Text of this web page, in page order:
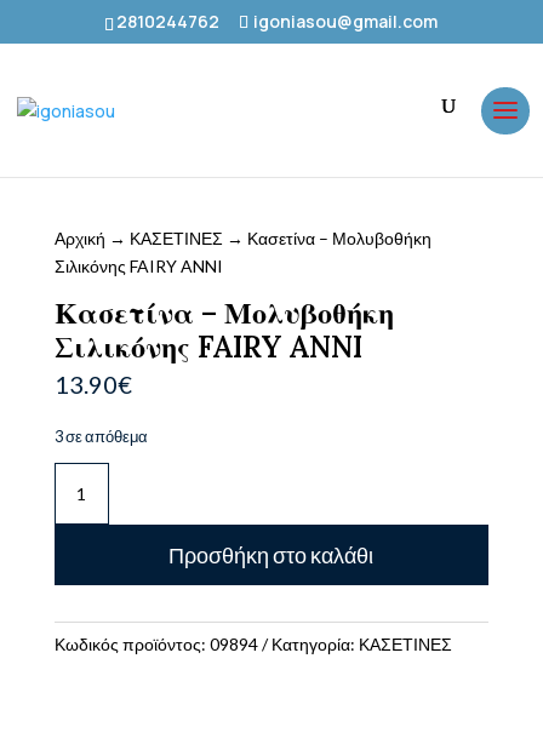
2810244762 igoniasou@gmail.com
Αρχική → ΚΑΣΕΤΙΝΕΣ → Κασετίνα – Μολυβοθήκη
Σιλικόνης FAIRY ANNI
Κασετίνα – Μολυβοθήκη
Σιλικόνης FAIRY ANNI
13.90€
3 σε απόθεμα
Μολυβοθήκη
FAIRY
ποσότητα
Προσθήκη στο καλάθι
Κωδικός προϊόντος: 09894 Κατηγορία: ΚΑΣΕΤΙΝΕΣ